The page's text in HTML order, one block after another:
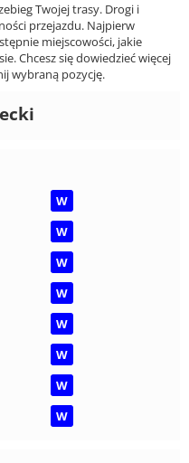
Twojej trasy. Drogi i
przejazdu. Najpierw
miejscowości, jakie
Chcesz się dowiedzieć więcej
wybraną pozycję.
W
W
W
W
W
W
W
W